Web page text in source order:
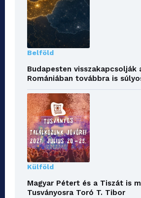
Belföld
Budapesten visszakapcsolják
Romániában továbbra is
Külföld
Magyar Pétert és a Tiszát is
Tusványosra Toró T. Tibor